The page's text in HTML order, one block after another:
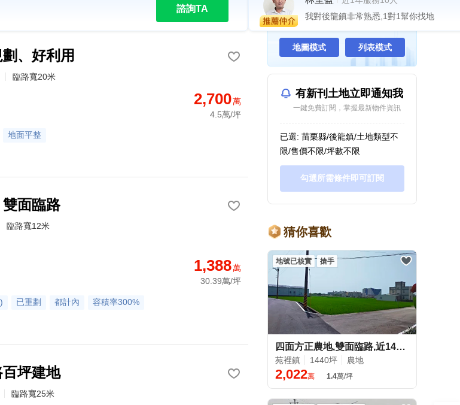
諮詢TA
我對後龍鎮非常熟悉,1對1幫你找地
、好利用
臨路寬20米
地面平整
2,700萬
4.5萬/坪
面臨路
臨路寬12米
已重劃 都計內
容積率300%
1,388萬
30.39萬/坪
百坪建地
臨路寬25米
與內政部同步更新·全台最完整土地
地圖模式 列表模式
有新刊土地立即通知我
一鍵免費訂閱，掌握最新物件資訊
已選: 苗栗縣/後龍鎮/土地類型不
限/售價不限/坪數不限
勾選所需條件即可訂閱
猜你喜歡
四面方正農地,雙面臨路,近140線道、國三交流道
苑裡鎮 1440坪 農地
2,022萬 1.4萬/坪
地號已核實 搶手